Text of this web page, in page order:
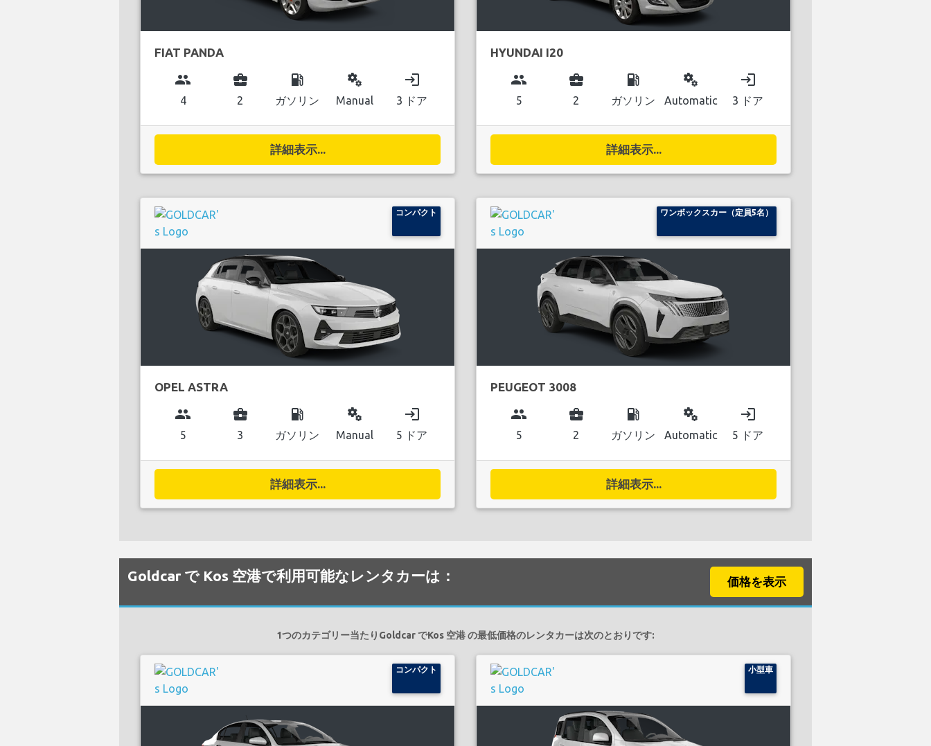
FIAT PANDA
group
4
business_center
2
local_gas_station
ガソリン
miscellaneous_services
Manual
login
3 ドア
詳細表示...
HYUNDAI I20
group
5
business_center
2
local_gas_station
ガソリン
miscellaneous_services
Automatic
login
3 ドア
詳細表示...
コンパクト
OPEL ASTRA
group
5
business_center
3
local_gas_station
ガソリン
miscellaneous_services
Manual
login
5 ドア
詳細表示...
ワンボックスカー（定員5名）
PEUGEOT 3008
group
5
business_center
2
local_gas_station
ガソリン
miscellaneous_services
Automatic
login
5 ドア
詳細表示...
Goldcar で Kos 空港で利用可能なレンタカーは： 価格を表示
1つのカテゴリー当たりGoldcar でKos 空港 の最低価格のレンタカーは次のとおりです:
コンパクト 小型車